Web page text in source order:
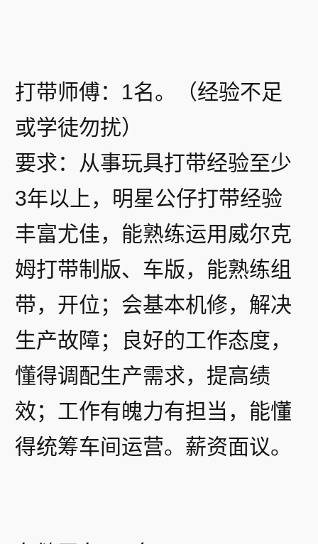
打带师傅：1名。（经验不足
或学徒勿扰）
要求：从事玩具打带经验至少
3年以上，明星公仔打带经验
丰富尤佳，能熟练运用威尔克
姆打带制版、车版，能熟练组
带，开位；会基本机修，解决
生产故障；良好的工作态度，
懂得调配生产需求，提高绩
效；工作有魄力有担当，能懂
得统筹车间运营。薪资面议。